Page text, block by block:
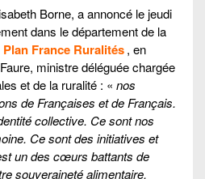
Borne, a annoncé le jeudi
dans le département de la
Plan France Ruralités, en
ministre déléguée chargée
et de la ruralité : « nos
de Françaises et de Français.
collective. Ce sont nos
Ce sont des initiatives et
un des cœurs battants de
souveraineté alimentaire.